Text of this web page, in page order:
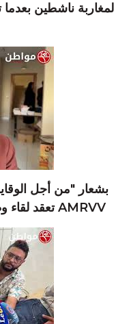
لمغاربة ناشطين بعدما
بشعار "من أجل
AMRVV تعقد لقاء وطني بدار المحامين في البيضاء